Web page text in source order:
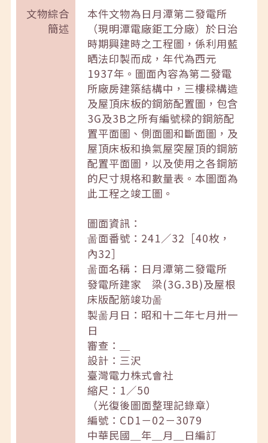
文物綜合
簡述
本件文物為日月潭第二發電所
（現明潭電廠鉅工分廠）於日治
時期興建時之工程圖，係利用藍
晒法印製而成，年代為西元
1937年。圖面內容為第二發電
所廠房建築結構中，三樓樑構造
及屋頂床板的鋼筋配置圖，包含
3G及3B之所有編號樑的鋼筋配
置平面圖、側面圖和斷面圖，及
屋頂床板和換氣屋突屋頂的鋼筋
配置平面圖，以及使用之各鋼筋
的尺寸規格和數量表。本圖面為
此工程之竣工圖。
圖面資訊：
啚面番號：241／32［40枚，
內32］
啚面名稱：日月潭第二發電所
發電所建家 梁(3G.3B)及屋根
床版配筋竣功啚
製啚月日：昭和十二年七月卅一
日
審查：＿
設計：三沢
臺灣電力株式會社
縮尺：1／50
（光復後圖面整理記錄章）
編號：CD1－02－3079
中華民國＿年＿月＿日編訂